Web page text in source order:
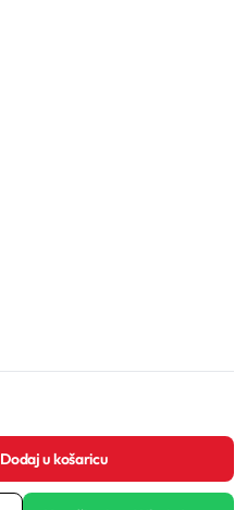
Dodaj u košaricu